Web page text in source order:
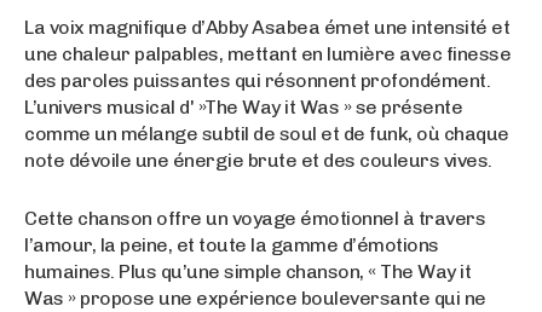
La voix magnifique d’Abby Asabea émet une intensité et
une chaleur palpables, mettant en lumière avec finesse
des paroles puissantes qui résonnent profondément.
L’univers musical d' »The Way it Was » se présente
comme un mélange subtil de soul et de funk, où chaque
note dévoile une énergie brute et des couleurs vives.
Cette chanson offre un voyage émotionnel à travers
l’amour, la peine, et toute la gamme d’émotions
humaines. Plus qu’une simple chanson, « The Way it
Was » propose une expérience bouleversante qui ne